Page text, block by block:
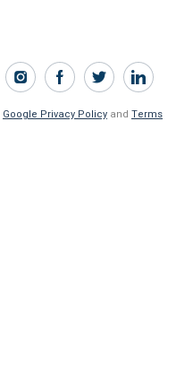
Google Privacy Policy and Terms